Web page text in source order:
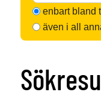
enbart bland
även i all